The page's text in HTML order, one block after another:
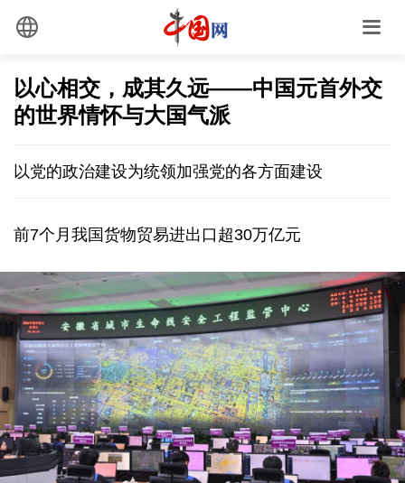
以心相交，成其久远——中国元首外交
的世界情怀与大国气派
以党的政治建设为统领加强党的各方面建设
前7个月我国货物贸易进出口超30万亿元